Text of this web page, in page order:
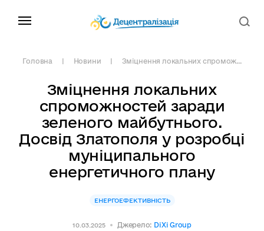
Головна Новини Зміцнення локальних спромож...
Зміцнення локальних
спроможностей заради
зеленого майбутнього.
Досвід Златополя у розробці
муніципального
енергетичного плану
ЕНЕРГОЕФЕКТИВНІСТЬ
10.03.2025 Джерело: DiXi Group